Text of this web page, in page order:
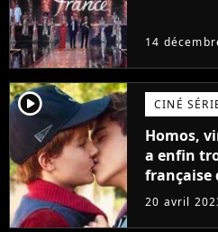
14
player2 CINÉ
Homos,
a enfin
française
sans être
20 avril